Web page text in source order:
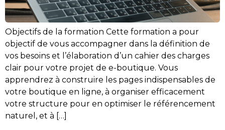
Objectifs de la formation Cette formation a pour
objectif de vous accompagner dans la définition de
vos besoins et l’élaboration d’un cahier des charges
clair pour votre projet de e-boutique. Vous
apprendrez à construire les pages indispensables de
votre boutique en ligne, à organiser efficacement
votre structure pour en optimiser le référencement
naturel, et à […]